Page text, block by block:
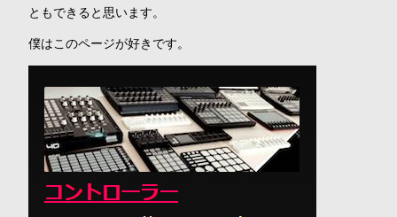
ともできると思います。
僕はこのページが好きです。